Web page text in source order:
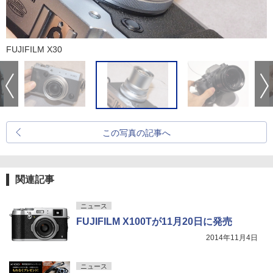
FUJIFILM X30
この写真の記事へ
関連記事
ニュース
FUJIFILM X100Tが11月20日に発売
2014年11月4日
ニュース